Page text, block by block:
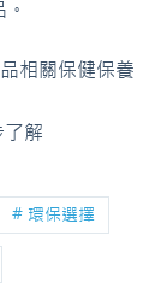
相關保健保養
了解
# 環保選擇